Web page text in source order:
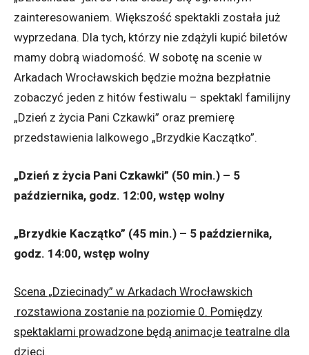
zainteresowaniem. Większość spektakli została już
wyprzedana. Dla tych, którzy nie zdążyli kupić biletów
mamy dobrą wiadomość. W sobotę na scenie w
Arkadach Wrocławskich będzie można bezpłatnie
zobaczyć jeden z hitów festiwalu – spektakl familijny
„Dzień z życia Pani Czkawki” oraz premierę
przedstawienia lalkowego „Brzydkie Kaczątko”.
„Dzień z życia Pani Czkawki” (50 min.) – 5
października, godz. 12:00, wstęp wolny
„Brzydkie Kaczątko” (45 min.) – 5 października,
godz. 14:00, wstęp wolny
Scena „Dziecinady” w Arkadach Wrocławskich
rozstawiona zostanie na poziomie 0. Pomiędzy
spektaklami prowadzone będą animacje teatralne dla
dzieci.